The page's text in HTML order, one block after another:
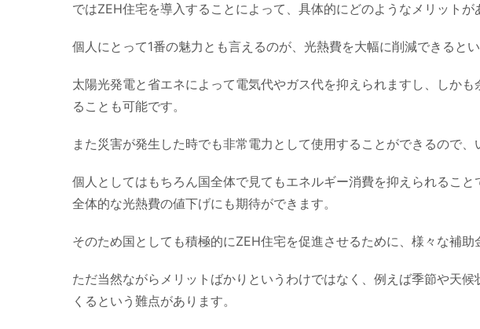
ではZEH住宅を導入することによって、具体的にどのようなメリットが
個人にとって1番の魅力とも言えるのが、光熱費を大幅に削減できるとい
太陽光発電と省エネによって電気代やガス代を抑えられますし、しか
ることも可能です。
また災害が発生した時でも非常電力として使用することができるので、
個人としてはもちろん国全体で見てもエネルギー消費を抑えられること
全体的な光熱費の値下げにも期待ができます。
そのため国としても積極的にZEH住宅を促進させるために、様々な補助
ただ当然ながらメリットばかりというわけではなく、例えば季節や天
くるという難点があります。